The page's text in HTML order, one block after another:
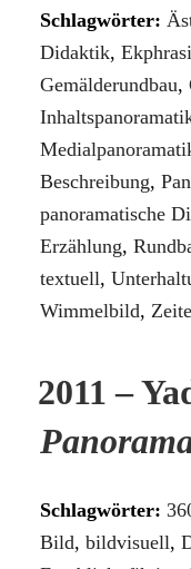
Schlagwörter:
Didaktik,
Gemälderundbau,
Beschreibung,
panoramatische
Erzählung,
textuell,
Wimmelbild,
2011 –
Schlagwörter:
Bild, bildvisuell,